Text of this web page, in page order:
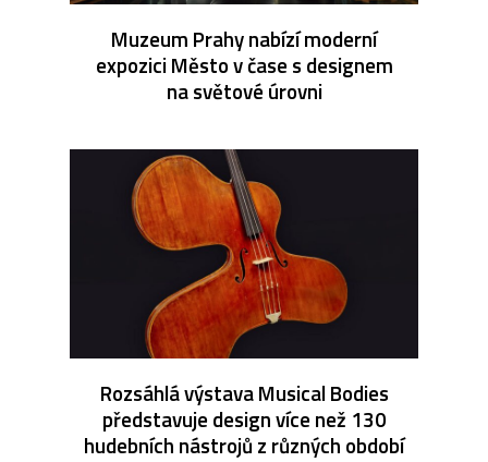
Muzeum Prahy nabízí moderní
expozici Město v čase s designem
na světové úrovni
Rozsáhlá výstava Musical Bodies
představuje design více než 130
hudebních nástrojů z různých období